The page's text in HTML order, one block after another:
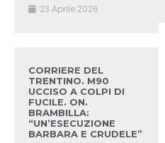
23 Aprile 2026
CORRIERE DEL
TRENTINO. M90
UCCISO A COLPI DI
FUCILE. ON.
BRAMBILLA:
“UN’ESECUZIONE
BARBARA E CRUDELE”